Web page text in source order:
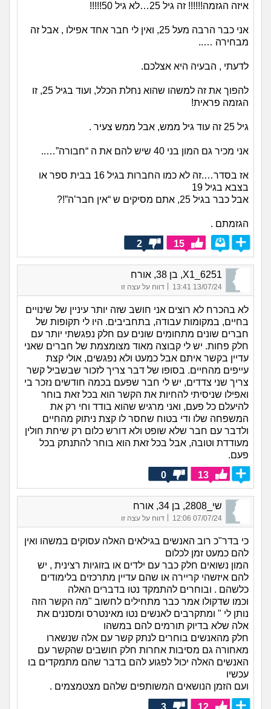
איזה הגזמה!!!!!! זה גיל 25…לא גיל 50!!!!!
אני כבר הרבה מעל 25, ואין לי חבר אחד אפילו , אבל זה
מבחירה …..
לדעתי , הבעיה היא אצלכם.
להפוך את זה למשהו שהוא נחלת הכלל, ועוד בגיל 25, זו
הגזמה פראית!
גיל 25 זה עוד גיל ממש, אבל ממש צעיר .
אני מכיר גם המון בני 40 שיש להם את ה “חבורה”…..
אז בסדר….זה לא כמו החברות בגיל 16 בבית ספר או
בצבא בגיל 19
אבל כבר בגיל 25, אתם מסיקים ש “אין חבר’ה”!?
הגזמתם .
15
2
X1_6251, בן 38, אורח
13/07/24 13:41 דווח על עצה זו
לא בהכרח לא רוצים אני חושב שזה יותר עיניין של שינויים
בחיים, במקומות עבודה, בתחביבים. היו לי תקופות של
חברים שונים מתחומים שונים עם חלק נפגשתי יותר עם
חלק פחות. יש לי קבוצה מאוד מצומצמת של חברים שאני
עדיין בקשר איתם אבל כמעט ולא נפגשים, אולי קצת
עייפים מהחיים. בסופו של דבר צריך לזכור שבשביל קשר
צריך שני צדדים, יש לי חבר שפעם בכמה חודשים נזכר בי
ואפילו שניסיתי להחיות את הקשר הוא בכל זאת בוחר
להיעלם כל פעם, ואני מרגיש שהוא בודד וחי רק את
המשפחה שלו ודי בטוח שחסר לו קצת ניתוק מהחיים
ולדבר עם חבר שלא שופט ולא דורש כלום רק שיחת חולין
מעודדת וטובה, אבל בכל זאת הוא בוחר להתנתק בכל
פעם.
13
0
שי_2808, בן 34, אורח
07/07/24 12:06 דווח על עצה זו
כי בדר"כ רוב האנשים בגילאים האלה עסוקים במשהו ואין
להם כמעט זמן לכלום
המון נשואים חלק כבר עם ילדים או בזוגיות רצינית , יש
להם איזשהי קריירה או שהם עדיין מתרכזים בלימודים
כלשהם . ובוחרים להתמקד נטו בדברים האלה
וכמו שדקולו אמר כבר מתחילים לחשוב "מה הקשר הזה
נותן לי " ומתקרבים לאנשים נטו מאינטרס ומסננים את
אלה שלא בדיוק תורמים להם במשהו
חלק מהאנשים בוחרים לנתק קשר עם אלה שנשארו
מאחורה גם מסיבות אחרות חלק חושבים שהקשר עם
האנשים האלה יכול לפגוע להם בדבר שהם מתמקדים בו
עכשיו
ועם הזמן הנושאים המשותפים שלהם מצטמצמים .
12
3